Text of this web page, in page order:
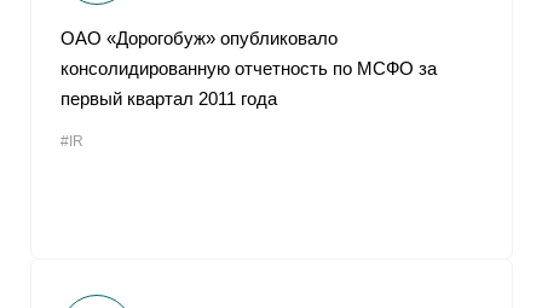
ОАО «Дорогобуж» опубликовало
консолидированную отчетность по МСФО за
первый квартал 2011 года
#IR